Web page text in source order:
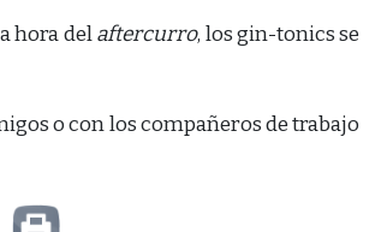
hora delaftercurro, los gin-tonics se
o con los compañeros de trabajo